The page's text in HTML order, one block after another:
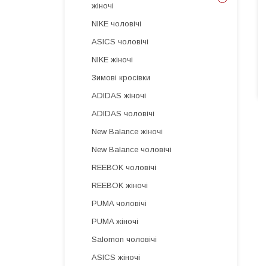
жіночі
NIKE чоловічі
ASICS чоловічі
NIKE жіночі
Зимові кросівки
ADIDAS жіночі
ADIDAS чоловічі
New Balance жіночі
New Balance чоловічі
REEBOK чоловічі
REEBOK жіночі
PUMA чоловічі
PUMA жіночі
Salomon чоловічі
ASICS жіночі